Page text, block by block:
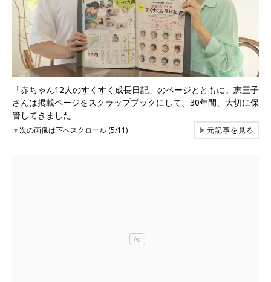
「赤ちゃん12人のすくすく成長日記」のページとともに。恵三子
さんは掲載ページをスクラップブックにして、30年間、大切に保
管してきました
▼次の画像は下へスクロール (5/11) ▶元記事を見る